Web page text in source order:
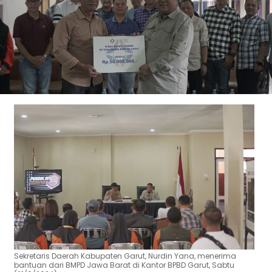
Sekretaris Daerah Kabupaten Garut, Nurdin Yana, menerima
bantuan dari BMPD Jawa Barat di Kantor BPBD Garut, Sabtu